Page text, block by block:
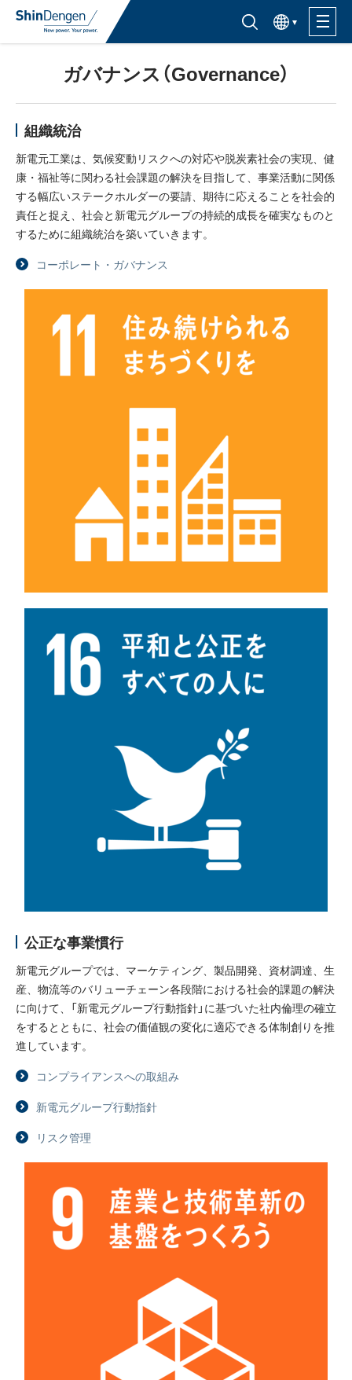
半導体製品検索はこちら
한국어
製品ラインナップ
活用分野
サポート・サービス
購入窓口
企業情報
採用情報
閉じる
ガバナンス（Governance）
組織統治
新電元工業は、気候変動リスクへの対応や脱炭素社会の実現、健
康・福祉等に関わる社会課題の解決を目指して、事業活動に関係
する幅広いステークホルダーの要請、期待に応えることを社会的
責任と捉え、社会と新電元グループの持続的成長を確実なものと
するために組織統治を築いていきます。
コーポレート・ガバナンス
公正な事業慣行
新電元グループでは、マーケティング、製品開発、資材調達、生
産、物流等のバリューチェーン各段階における社会的課題の解決
に向けて、「新電元グループ行動指針」に基づいた社内倫理の確立
をするとともに、社会の価値観の変化に適応できる体制創りを推
進しています。
コンプライアンスへの取組み
新電元グループ行動指針
リスク管理